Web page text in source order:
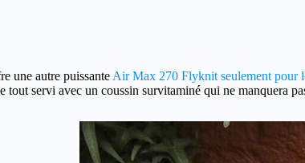
une autre puissante Air Max 270 Flyknit seulement pour
servi avec un coussin survitaminé qui ne manquera